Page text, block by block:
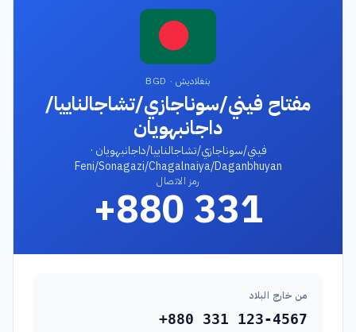
بنغلاديش · BGD
مفتاح فيني/سوناجازي/تشاجالناييا/
داجانبهويان
فيني/سوناجازي/تشاجالناييا/داجانبهويان ·
Feni/Sonagazi/Chagalnaiya/Daganbhuyan
رمز الاتصال
+880 331
من خارج البلاد
+880 331 123-4567